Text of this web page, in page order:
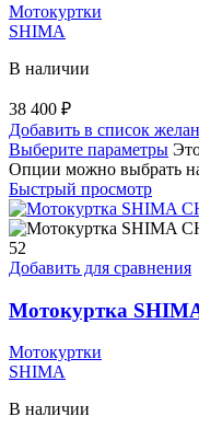
Мотокуртки
SHIMA
В наличии
38 400 ₽
Добавить в список
Выберите параметры
Опции можно выбрать
Быстрый просмотр
52
Добавить для сравнения
Мотокуртка
Мотокуртки
SHIMA
В наличии